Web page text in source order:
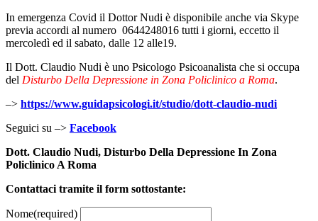
In emergenza Covid il Dottor Nudi è disponibile anche via Skype
previa accordi al numero 0644248016 tutti i giorni, eccetto il
mercoledì ed il sabato, dalle 12 alle19.
Il Dott. Claudio Nudi è uno Psicologo Psicoanalista che si occupa
del Disturbo Della Depressione in Zona Policlinico a Roma.
–> https://www.guidapsicologi.it/studio/dott-claudio-nudi
Seguici su –> Facebook
Dott. Claudio Nudi, Disturbo Della Depressione In Zona
Policlinico A Roma
Contattaci tramite il form sottostante:
Nome(required)